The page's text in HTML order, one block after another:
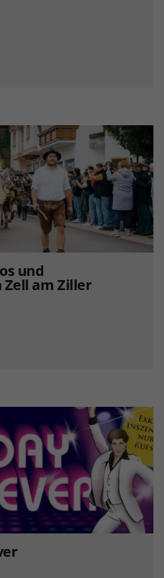
und
am Ziller